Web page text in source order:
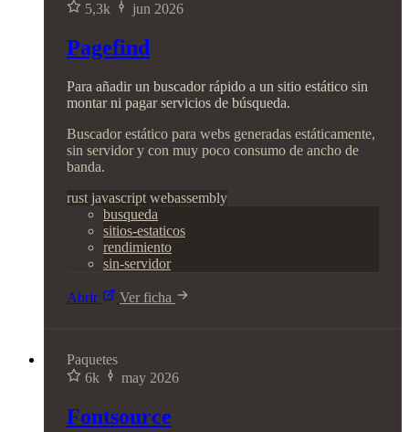
5,3k
jun 2026
Pagefind
Para añadir un buscador rápido a un sitio estático sin
montar ni pagar servicios de búsqueda.
Buscador estático para webs generadas estáticamente,
sin servidor y con muy poco consumo de ancho de
banda.
rust javascript webassembly
busqueda
sitios-estaticos
rendimiento
sin-servidor
Abrir Ver ficha
Paquetes
6k
may 2026
Fontsource